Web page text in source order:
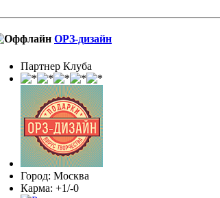
ОРЗ-дизайн
Партнер Клуба
Город: Москва
Карма: +1/-0